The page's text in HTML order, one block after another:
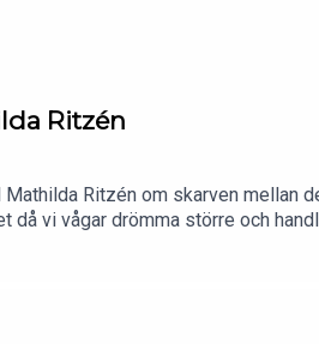
Ritzén
Ritzén om skarven mellan
vi vågar drömma större och
PanotzkiDu
live-your-truth-
i vårt community på